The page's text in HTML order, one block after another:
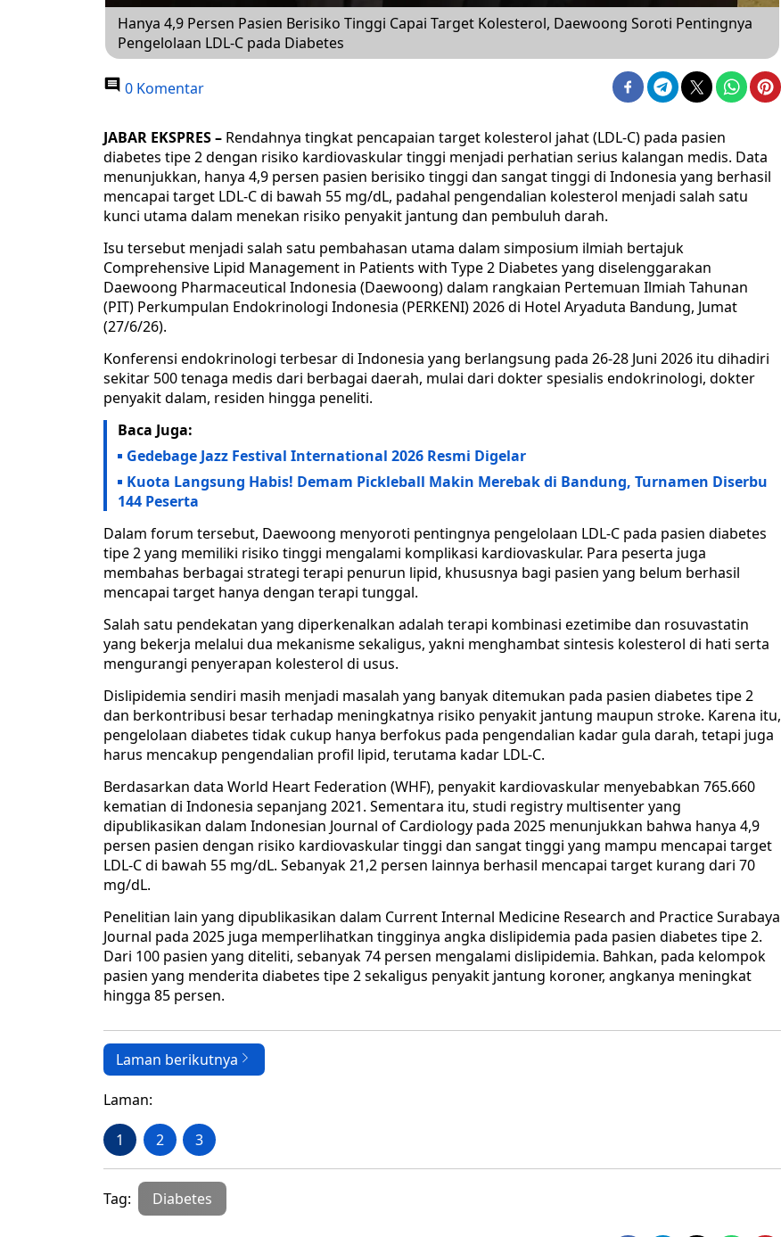
Hanya 4,9 Persen Pasien Berisiko Tinggi Capai Target Kolesterol, Daewoong Soroti Pentingnya
Pengelolaan LDL-C pada Diabetes
0 Komentar
JABAR EKSPRES – Rendahnya tingkat pencapaian target kolesterol jahat (LDL-C) pada pasien
diabetes tipe 2 dengan risiko kardiovaskular tinggi menjadi perhatian serius kalangan medis. Data
menunjukkan, hanya 4,9 persen pasien berisiko tinggi dan sangat tinggi di Indonesia yang berhasil
mencapai target LDL-C di bawah 55 mg/dL, padahal pengendalian kolesterol menjadi salah satu
kunci utama dalam menekan risiko penyakit jantung dan pembuluh darah.
Isu tersebut menjadi salah satu pembahasan utama dalam simposium ilmiah bertajuk
Comprehensive Lipid Management in Patients with Type 2 Diabetes yang diselenggarakan
Daewoong Pharmaceutical Indonesia (Daewoong) dalam rangkaian Pertemuan Ilmiah Tahunan
(PIT) Perkumpulan Endokrinologi Indonesia (PERKENI) 2026 di Hotel Aryaduta Bandung, Jumat
(27/6/26).
Konferensi endokrinologi terbesar di Indonesia yang berlangsung pada 26-28 Juni 2026 itu dihadiri
sekitar 500 tenaga medis dari berbagai daerah, mulai dari dokter spesialis endokrinologi, dokter
penyakit dalam, residen hingga peneliti.
Baca Juga:
Gedebage Jazz Festival International 2026 Resmi Digelar
Kuota Langsung Habis! Demam Pickleball Makin Merebak di Bandung, Turnamen Diserbu
144 Peserta
Dalam forum tersebut, Daewoong menyoroti pentingnya pengelolaan LDL-C pada pasien diabetes
tipe 2 yang memiliki risiko tinggi mengalami komplikasi kardiovaskular. Para peserta juga
membahas berbagai strategi terapi penurun lipid, khususnya bagi pasien yang belum berhasil
mencapai target hanya dengan terapi tunggal.
Salah satu pendekatan yang diperkenalkan adalah terapi kombinasi ezetimibe dan rosuvastatin
yang bekerja melalui dua mekanisme sekaligus, yakni menghambat sintesis kolesterol di hati serta
mengurangi penyerapan kolesterol di usus.
Dislipidemia sendiri masih menjadi masalah yang banyak ditemukan pada pasien diabetes tipe 2
dan berkontribusi besar terhadap meningkatnya risiko penyakit jantung maupun stroke. Karena itu,
pengelolaan diabetes tidak cukup hanya berfokus pada pengendalian kadar gula darah, tetapi juga
harus mencakup pengendalian profil lipid, terutama kadar LDL-C.
Berdasarkan data World Heart Federation (WHF), penyakit kardiovaskular menyebabkan 765.660
kematian di Indonesia sepanjang 2021. Sementara itu, studi registry multisenter yang
dipublikasikan dalam Indonesian Journal of Cardiology pada 2025 menunjukkan bahwa hanya 4,9
persen pasien dengan risiko kardiovaskular tinggi dan sangat tinggi yang mampu mencapai target
LDL-C di bawah 55 mg/dL. Sebanyak 21,2 persen lainnya berhasil mencapai target kurang dari 70
mg/dL.
Penelitian lain yang dipublikasikan dalam Current Internal Medicine Research and Practice Surabaya
Journal pada 2025 juga memperlihatkan tingginya angka dislipidemia pada pasien diabetes tipe 2.
Dari 100 pasien yang diteliti, sebanyak 74 persen mengalami dislipidemia. Bahkan, pada kelompok
pasien yang menderita diabetes tipe 2 sekaligus penyakit jantung koroner, angkanya meningkat
hingga 85 persen.
Laman berikutnya
Laman:
1 2 3
Tag: Diabetes